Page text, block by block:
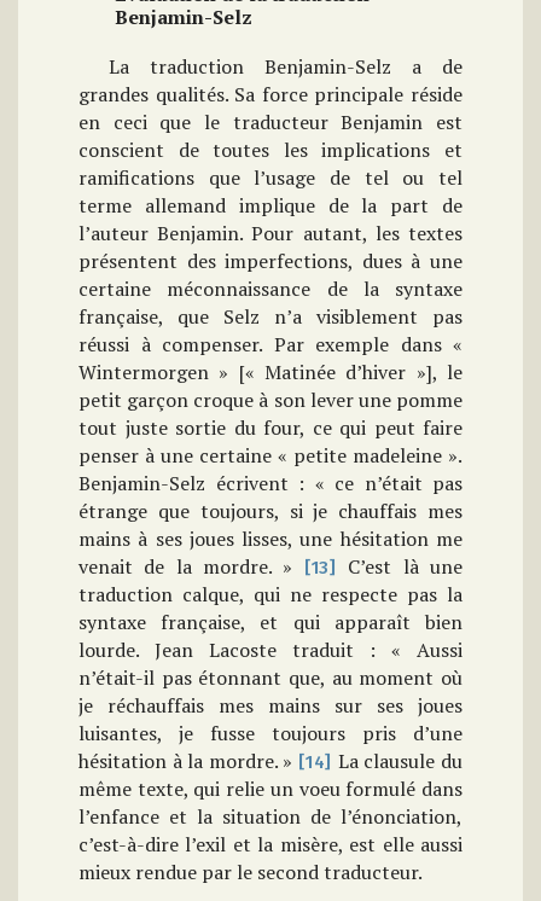
Benjamin-Selz
La traduction Benjamin-Selz a de
grandes qualités. Sa force principale réside
en ceci que le traducteur Benjamin est
conscient de toutes les implications et
ramifications que l’usage de tel ou tel
terme allemand implique de la part de
l’auteur Benjamin. Pour autant, les textes
présentent des imperfections, dues à une
certaine méconnaissance de la syntaxe
française, que Selz n’a visiblement pas
réussi à compenser. Par exemple dans «
Wintermorgen » [« Matinée d’hiver »], le
petit garçon croque à son lever une pomme
tout juste sortie du four, ce qui peut faire
penser à une certaine « petite madeleine ».
Benjamin-Selz écrivent : « ce n’était pas
étrange que toujours, si je chauffais mes
mains à ses joues lisses, une hésitation me
venait de la mordre. »
[13]
C’est là une
traduction calque, qui ne respecte pas la
syntaxe française, et qui apparaît bien
lourde. Jean Lacoste traduit : « Aussi
n’était-il pas étonnant que, au moment où
je réchauffais mes mains sur ses joues
luisantes, je fusse toujours pris d’une
hésitation à la mordre. » [14] La clausule du
même texte, qui relie un voeu formulé dans
l’enfance et la situation de l’énonciation,
c’est-à-dire l’exil et la misère, est elle aussi
mieux rendue par le second traducteur.